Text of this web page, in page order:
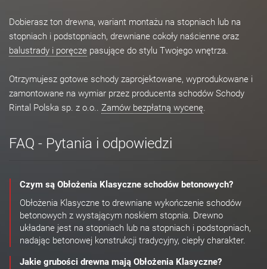
Dobierasz ton drewna, wariant montażu na stopniach lub na
stopniach i podstopniach, drewniane cokoły naścienne oraz
balustrady i poręcze pasujące do stylu Twojego wnętrza.
Otrzymujesz gotowe schody zaprojektowane, wyprodukowane i
zamontowane na wymiar przez producenta schodów Schody
Rintal Polska sp. z o.o.. Zamów bezpłatną wycenę.
FAQ - Pytania i odpowiedzi
Czym są Obłożenia Klasyczne schodów betonowych?
Obłożenia Klasyczne to drewniane wykończenie schodów
betonowych z wystającym noskiem stopnia. Drewno
układane jest na stopniach lub na stopniach i podstopniach,
nadając betonowej konstrukcji tradycyjny, ciepły charakter.
Jakie grubości drewna mają Obłożenia Klasyczne?